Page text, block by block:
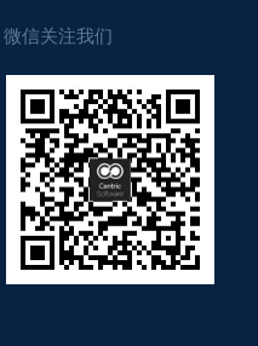
微信关注我们